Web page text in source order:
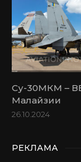
Су-30МКМ –
Малайзии
26.10.2024
РЕКЛАМА